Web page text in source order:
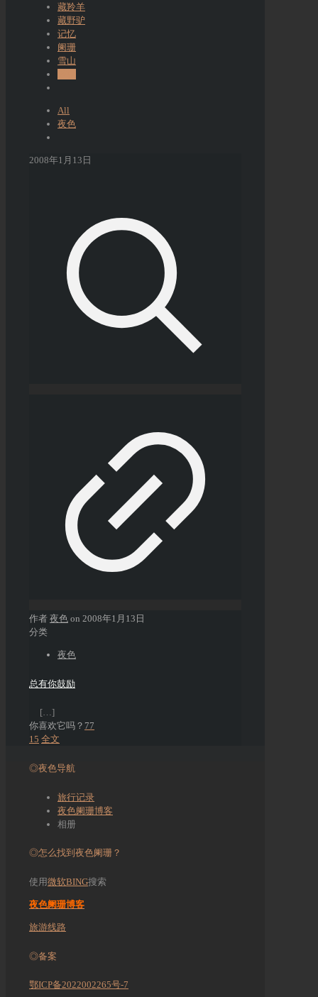
藏羚羊
藏野驴
记忆
阑珊
雪山
All
夜色
2008年1月13日
作者 夜色 on 2008年1月13日
分类
夜色
总有你鼓励
[…]
你喜欢它吗？ 77
15 全文
◎夜色导航
旅行记录
夜色阑珊博客
相册
◎怎么找到夜色阑珊？
使用微软BING搜索
夜色阑珊博客
旅游线路
◎备案
鄂ICP备2022002265号-7